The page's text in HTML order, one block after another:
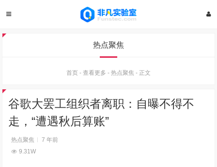
热点聚焦
首页 - 查看更多 - 热点聚焦 - 正文
谷歌大罢工组织者离职：自曝不得不
走，“遭遇秋后算账”
热点聚焦
7 年前
9.31W